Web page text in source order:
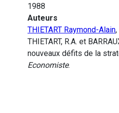
1988
Auteurs
THIETART Raymond-Alain,
THIETART, R.A. et
nouveaux défits de la
Economiste.